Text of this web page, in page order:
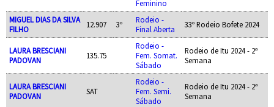
Feminino
MIGUEL DIAS DA SILVA
FILHO
12.907 3º
Rodeio -
Final Aberta
33º Rodeio Bofete 2024
LAURA BRESCIANI
PADOVAN
135.75
Rodeio -
Fem. Somat.
Sábado
Rodeio de Itu 2024 - 2ª
Semana
LAURA BRESCIANI
PADOVAN
SAT
Rodeio -
Fem. Semi.
Sábado
Rodeio de Itu 2024 - 2ª
Semana